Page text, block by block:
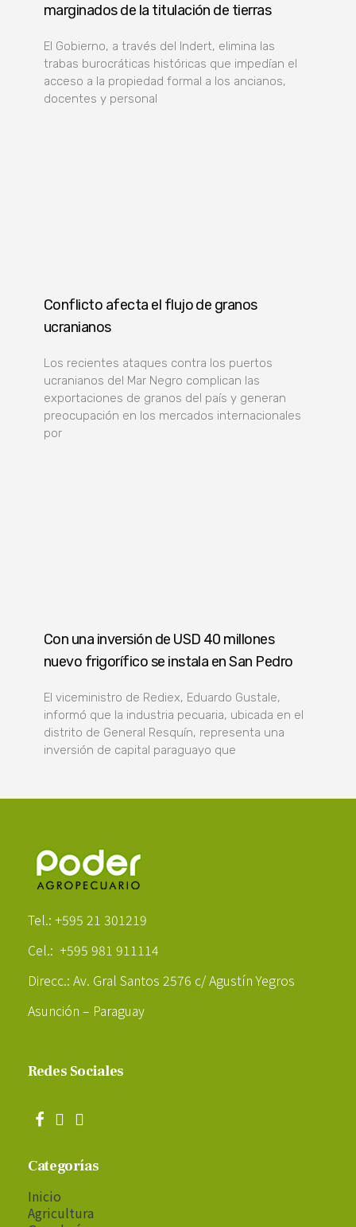
marginados de la titulación de tierras
El Gobierno, a través del Indert, elimina las
trabas burocráticas históricas que impedían el
acceso a la propiedad formal a los ancianos,
docentes y personal
Conflicto afecta el flujo de granos
ucranianos
Los recientes ataques contra los puertos
ucranianos del Mar Negro complican las
exportaciones de granos del país y generan
preocupación en los mercados internacionales
por
Con una inversión de USD 40 millones
nuevo frigorífico se instala en San Pedro
El viceministro de Rediex, Eduardo Gustale,
informó que la industria pecuaria, ubicada en el
distrito de General Resquín, representa una
inversión de capital paraguayo que
Tel.: +595 21 301219
Cel.: +595 981 911114
Direcc.: Av. Gral Santos 2576 c/ Agustín Yegros
Asunción – Paraguay
Redes Sociales
Categorías
Inicio
Agricultura